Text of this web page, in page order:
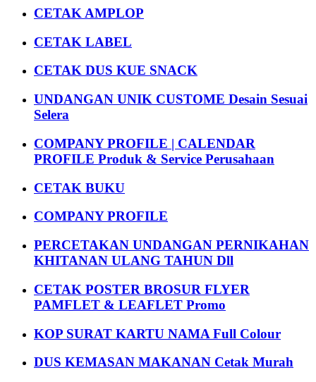
CETAK AMPLOP
CETAK LABEL
CETAK DUS KUE SNACK
UNDANGAN UNIK CUSTOME Desain Sesuai
Selera
COMPANY PROFILE | CALENDAR
PROFILE Produk & Service Perusahaan
CETAK BUKU
COMPANY PROFILE
PERCETAKAN UNDANGAN PERNIKAHAN
KHITANAN ULANG TAHUN Dll
CETAK POSTER BROSUR FLYER
PAMFLET & LEAFLET Promo
KOP SURAT KARTU NAMA Full Colour
DUS KEMASAN MAKANAN Cetak Murah